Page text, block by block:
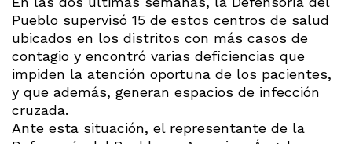
Pueblo supervisó 15 de estos centros de salud
ubicados en los distritos con más casos de
contagio y encontró varias deficiencias que
impiden la atención oportuna de los pacientes,
y que además, generan espacios de infección
cruzada.
Ante esta situación, el representante de la